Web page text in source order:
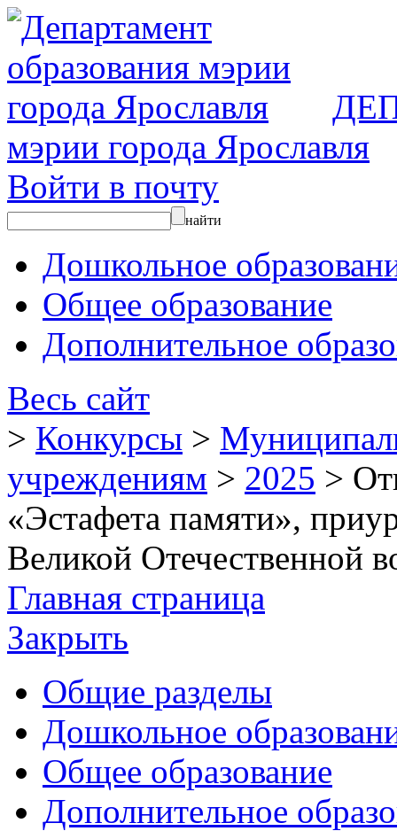
мэрии города Ярославля
Войти в почту
найти
Дошкольное
Общее образование
Дополнительное
Весь сайт
> Конкурсы >
учреждениям > 2025 >
«Эстафета памяти»,
Великой Отечественной
Главная страница
Закрыть
Общие разделы
Дошкольное
Общее образование
Дополнительное